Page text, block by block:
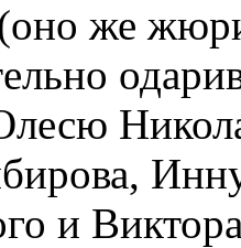
же
и